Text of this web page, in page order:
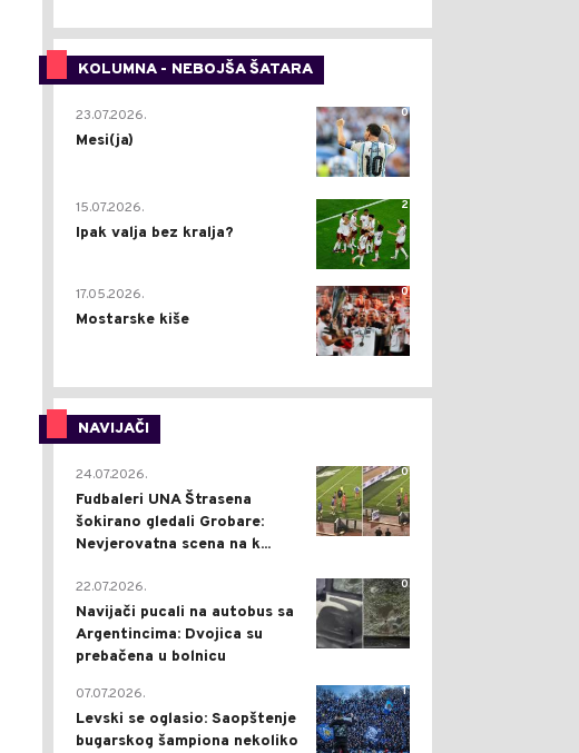
KOLUMNA - NEBOJŠA ŠATARA
0
23.07.2026.
Mesi(ja)
2
15.07.2026.
Ipak valja bez kralja?
0
17.05.2026.
Mostarske kiše
NAVIJAČI
0
24.07.2026.
Fudbaleri UNA Štrasena
šokirano gledali Grobare:
Nevjerovatna scena na k...
0
22.07.2026.
Navijači pucali na autobus sa
Argentincima: Dvojica su
prebačena u bolnicu
1
07.07.2026.
Levski se oglasio: Saopštenje
bugarskog šampiona nekoliko